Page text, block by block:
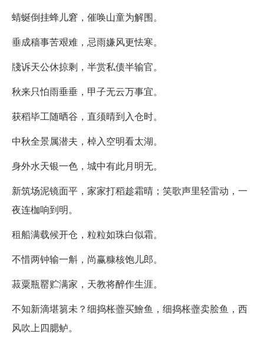
蜻蜒倒挂蜂儿窘，催唤山童为解围。
垂成穑事苦艰难，忌雨嫌风更怯寒。
牋诉天公休掠剩，半赏私债半输官。
秋来只怕雨垂垂，甲子无云万事宜。
获稻毕工随晒谷，直须晴到入仓时。
中秋全景属潜夫，棹入空明看太湖。
身外水天银一色，城中有此月明无。
新筑场泥镜面平，家家打稻趁霜晴；笑歌声里轻雷动，一
夜连枷响到明。
租船满载候开仓，粒粒如珠白似霜。
不惜两钟输一斛，尚赢糠核饱儿郎。
菽粟瓶罂贮满家，天教将醉作生涯。
不知新滴堪篘未？细捣枨虀买鱠鱼，细捣枨虀卖脍鱼，西
风吹上四腮鲈。